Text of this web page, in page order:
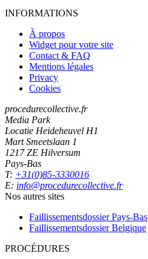
INFORMATIONS
À propos
Widget pour votre site
Contact & FAQ
Mentions légales
Privacy
Cookies
procedurecollective.fr
Media Park
Locatie Heideheuvel H1
Mart Smeetslaan 1
1217 ZE Hilversum
Pays-Bas
T: +31(0)85-3330016
E: info@procedurecollective.fr
Nos autres sites
Faillissementsdossier Pays-Bas
Faillissementsdossier Belgique
PROCÉDURES